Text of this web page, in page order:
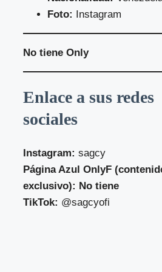
Foto:
Instagram
No tiene Only
Enlace a sus redes
sociales
Instagram: sagcy
Página Azul OnlyF
exclusivo): No tiene
TikTok: @sagcyofi